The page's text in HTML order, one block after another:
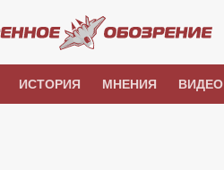
ИСТОРИЯ МНЕНИЯ ВИДЕО